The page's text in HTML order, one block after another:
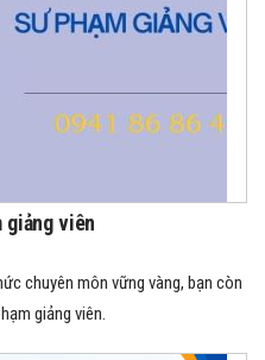
giảng viên
chuyên môn vững vàng, bạn còn
giảng viên.